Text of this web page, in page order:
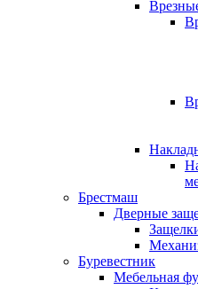
Брестмаш
Дверные
Буревестник
Мебельная